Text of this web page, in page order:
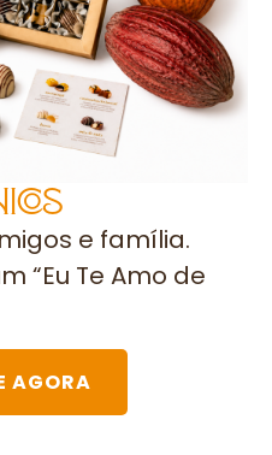
e família.
“Eu Te Amo de
AGORA